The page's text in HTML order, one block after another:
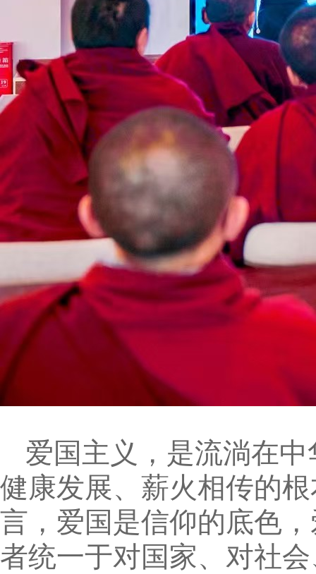
爱国主义，是流淌在
健康发展、薪火相传的
言，爱国是信仰的底色
者统一于对国家、对社